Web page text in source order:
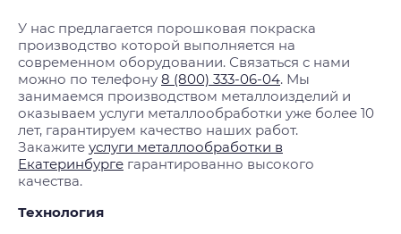
У нас предлагается порошковая покраска
производство которой выполняется на
современном оборудовании. Связаться с нами
можно по телефону 8 (800) 333-06-04. Мы
занимаемся производством металлоизделий и
оказываем услуги металлообработки уже более 10
лет, гарантируем качество наших работ.
Закажите услуги металлообработки в
Екатеринбурге гарантированно высокого
качества.
Технология